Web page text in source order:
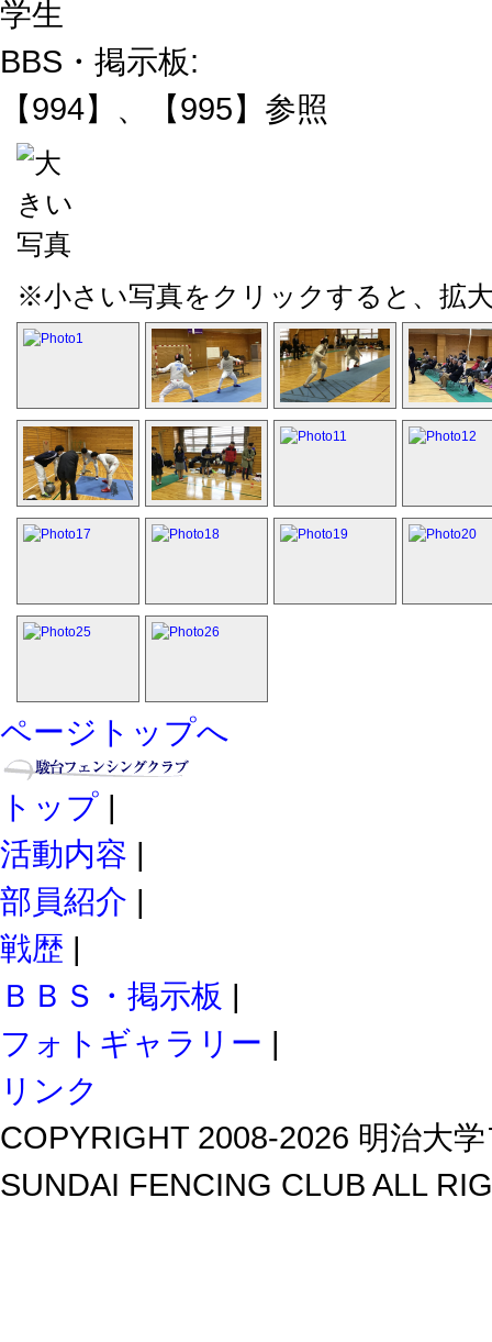
学生
BBS・掲示板:
【994】、【995】参照
※小さい写真をクリックすると、拡
ページトップへ
トップ |
活動内容 |
部員紹介 |
戦歴 |
ＢＢＳ・掲示板 |
フォトギャラリー |
リンク
COPYRIGHT 2008-2026 明治大
SUNDAI FENCING CLUB ALL